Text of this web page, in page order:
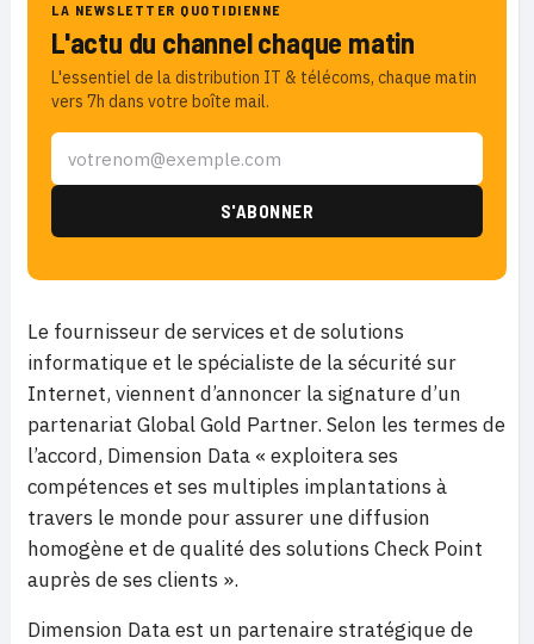
LA NEWSLETTER QUOTIDIENNE
L'actu du channel chaque matin
L'essentiel de la distribution IT & télécoms, chaque matin
vers 7h dans votre boîte mail.
Le fournisseur de services et de solutions
informatique et le spécialiste de la sécurité sur
Internet, viennent d’annoncer la signature d’un
partenariat Global Gold Partner. Selon les termes de
l’accord, Dimension Data « exploitera ses
compétences et ses multiples implantations à
travers le monde pour assurer une diffusion
homogène et de qualité des solutions Check Point
auprès de ses clients ».
Dimension Data est un partenaire stratégique de